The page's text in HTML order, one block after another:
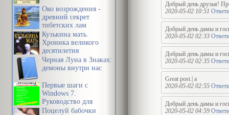
Око возрождения -
древний секрет
тибетских лам
Кузькина мать.
Хроника великого
десятилетия
Черная Луна в Знаках:
демоны внутри нас
Первые шаги с
Windows 7.
Руководство для
начинающих
Поцелуй бабочки
Добрый день друзья!
2020-05-02 10:51
Добрый день дамы и
2020-05-02 02:33
Добрый день дамы и
2020-05-02 02:35
Great post.| а
2020-05-02 02:55
Добрый день дамы и
2020-05-02 04:59